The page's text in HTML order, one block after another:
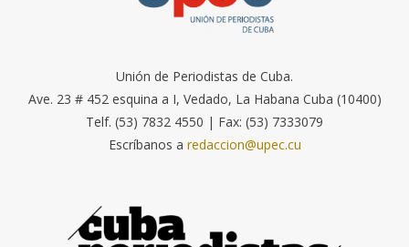
Unión de Periodistas de Cuba.
Ave. 23 # 452 esquina a I, Vedado, La Habana Cuba (10400)
Telf. (53) 7832 4550 | Fax: (53) 7333079
Escríbanos a redaccion@upec.cu